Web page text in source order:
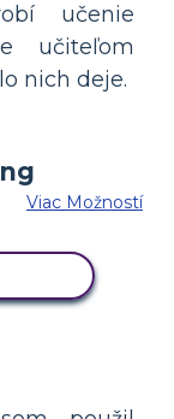
učenie
učiteľom
nich deje.
Viac Možností